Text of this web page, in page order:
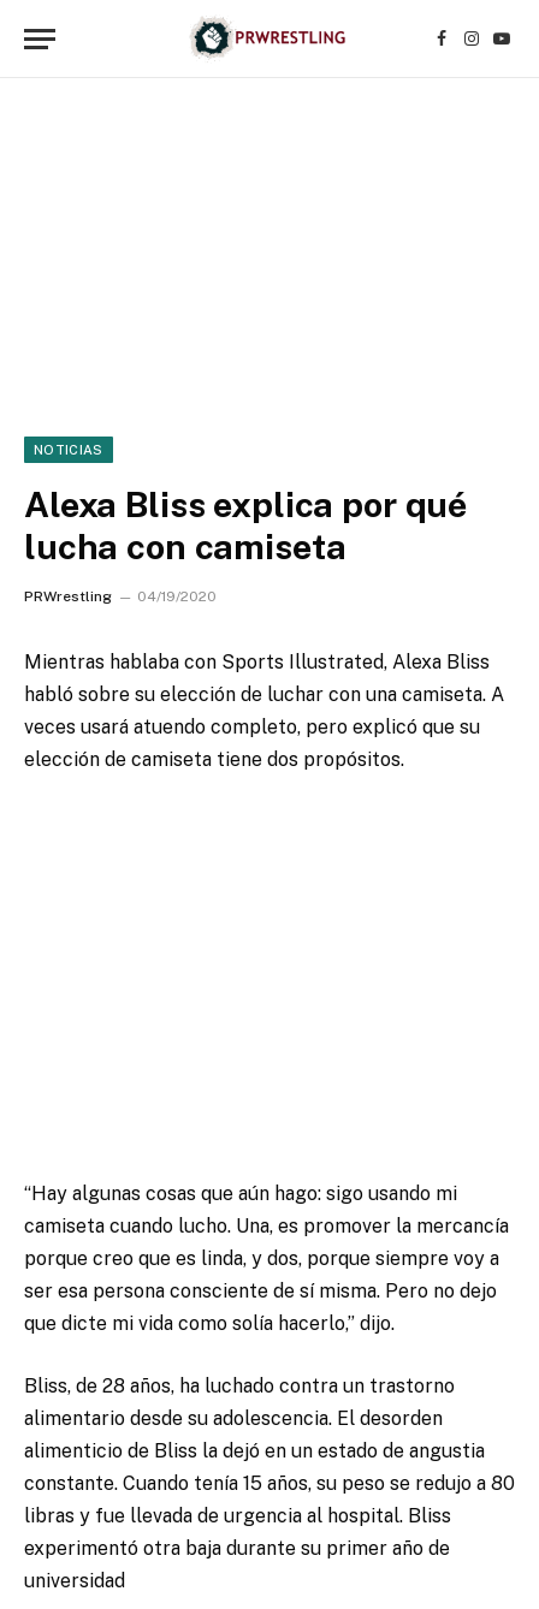
Facebook
NOTICIAS
Alexa Bliss explica por qué
lucha con camiseta
PRWrestling 04/19/2020
Mientras hablaba con Sports Illustrated, Alexa Bliss
habló sobre su elección de luchar con una camiseta. A
veces usará atuendo completo, pero explicó que su
elección de camiseta tiene dos propósitos.
“Hay algunas cosas que aún hago: sigo usando mi
camiseta cuando lucho. Una, es promover la mercancía
porque creo que es linda, y dos, porque siempre voy a
ser esa persona consciente de sí misma. Pero no dejo
que dicte mi vida como solía hacerlo,” dijo.
Bliss, de 28 años, ha luchado contra un trastorno
alimentario desde su adolescencia. El desorden
alimenticio de Bliss la dejó en un estado de angustia
constante. Cuando tenía 15 años, su peso se redujo a 80
libras y fue llevada de urgencia al hospital. Bliss
experimentó otra baja durante su primer año de
universidad